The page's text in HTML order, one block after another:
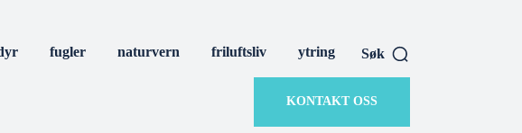
fugler naturvern friluftsliv ytring Søk
KONTAKT OSS